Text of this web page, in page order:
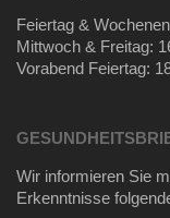
Feiertag &
Mittwoch & Freitag:
Vorabend Feiertag:
Wir informieren Sie
Erkenntnisse